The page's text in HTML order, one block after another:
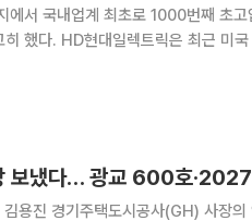
에서 국내업계 최초로 1000번째 초
주에 위치한 북미 생
이 참석한 가운데 북미 생산법인 100
보냈다… 광교 600호
용진 경기주택도시공사(GH) 사장의